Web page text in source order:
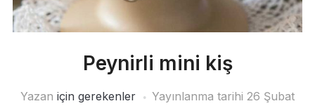
Peynirli mini kiş
Yazan için gerekenler Yayınlanma tarihi 26 Şubat